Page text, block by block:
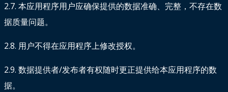
2.7. 本应用程序用户应确保提供的数据准确、完整，不存在数
据质量问题。
2.8. 用户不得在应用程序上修改授权。
2.9. 数据提供者/发布者有权随时更正提供给本应用程序的数
据。